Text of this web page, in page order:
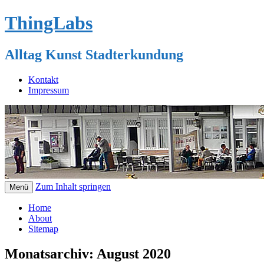
ThingLabs
Alltag Kunst Stadterkundung
Kontakt
Impressum
Menü Zum Inhalt springen
Home
About
Sitemap
Monatsarchiv: August 2020